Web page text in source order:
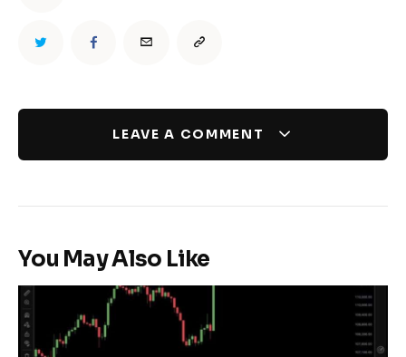
LEAVE A COMMENT
You May Also Like